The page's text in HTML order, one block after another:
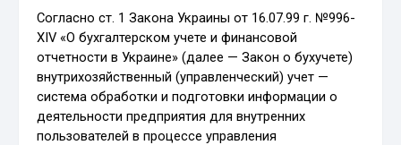
Согласно ст. 1 Закона Украины от 16.07.99 г. №996-
XIV «О бухгалтерском учете и финансовой
отчетности в Украине» (далее — Закон о бухучете)
внутрихозяйственный (управленческий) учет —
система обработки и подготовки информации о
деятельности предприятия для внутренних
пользователей в процессе управления